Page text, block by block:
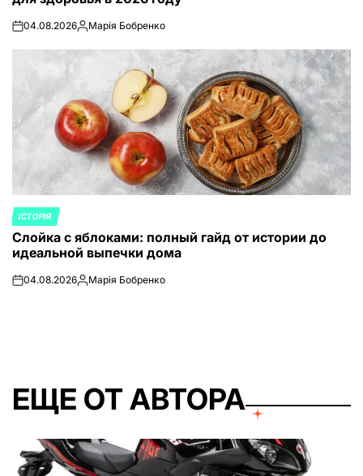
on04.08.2026Запись
Марія Бобренко
ОПУБЛИКОВАНО
В
ІСТОРІЯ
Слойка с яблоками: полный гайд от истории до
идеальной выпечки дома
on04.08.2026Запись
Марія Бобренко
ЕЩЕ ОТ АВТОРА